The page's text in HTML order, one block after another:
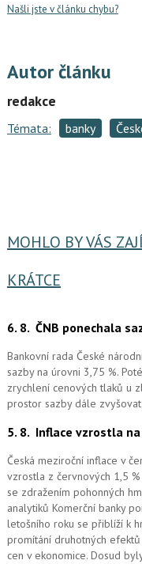
Našli jste v článku chybu?
Autor článku
redakce
Témata: banky
MOHLO BY VÁS
KRÁTCE
6. 8. ČNB ponechala
Bankovní rada České
sazby na úrovni 3,75 %.
zrychlení cenových tlaků u
prostor sazby dále zvyšovat.
5. 8. Inflace vzrostla na
Česká meziroční inflace v
vzrostla z červnových 1,5
se zdražením pohonných
analytiků Komerční banky
letošního roku se přiblíží k
promítání druhotných
cen v ekonomice. Dosud